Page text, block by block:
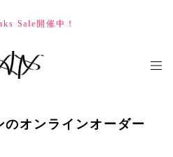
Sale開催中！
のオンラインオーダー